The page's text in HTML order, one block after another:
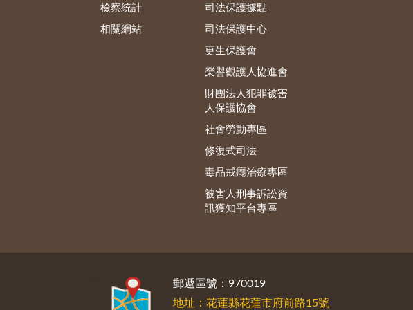
檢察統計
相關網站
司法保護據點
司法保護中心
更生保護會
榮譽觀護人協進會
財團法人犯罪被害
人保護協會
社會勞動專區
修復式司法
毒品戒癮治療專區
被害人刑事訴訟資
訊獲知平台專區
郵遞區號：970019
地址：花蓮縣花蓮市府前路15號